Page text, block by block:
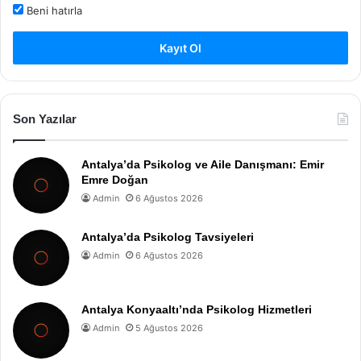
Beni hatırla
Kayıt Ol
Son Yazılar
Antalya’da Psikolog ve Aile Danışmanı: Emir
Emre Doğan
Admin 6 Ağustos 2026
Antalya’da Psikolog Tavsiyeleri
Admin 6 Ağustos 2026
Antalya Konyaaltı’nda Psikolog Hizmetleri
Admin 5 Ağustos 2026